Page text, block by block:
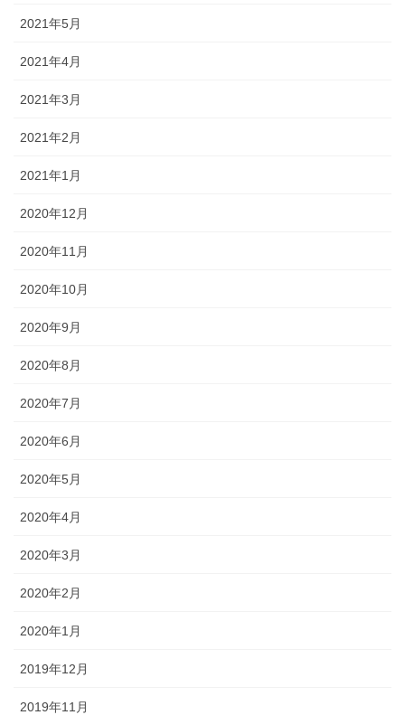
2021年5月
2021年4月
2021年3月
2021年2月
2021年1月
2020年12月
2020年11月
2020年10月
2020年9月
2020年8月
2020年7月
2020年6月
2020年5月
2020年4月
2020年3月
2020年2月
2020年1月
2019年12月
2019年11月